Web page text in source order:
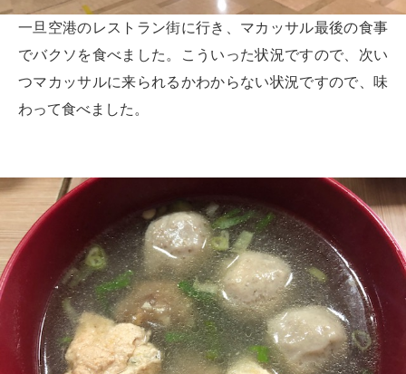
一旦空港のレストラン街に行き、マカッサル最後の食事
でバクソを食べました。こういった状況ですので、次い
つマカッサルに来られるかわからない状況ですので、味
わって食べました。